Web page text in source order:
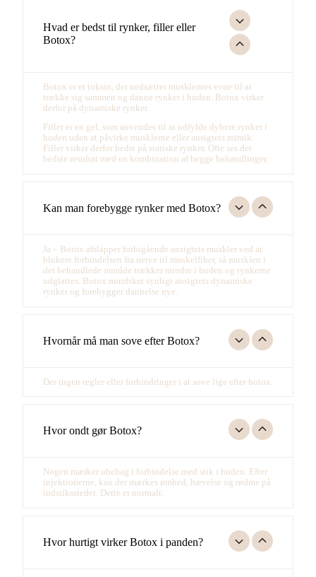
Hvad er bedst til rynker, filler eller
Botox?
Botox er et toksin, der nedsætter musklernes evne til at
trække sig sammen og danne rynker i huden. Botox virker
derfor på dynamiske rynker.
Filler er en gel, som anvendes til at udfylde dybere rynker i
huden uden at påvirke musklerne eller ansigtets mimik.
Filler virker derfor bedst på statiske rynker. Ofte ses det
bedste resultat med en kombination af begge behandlinger.
Kan man forebygge rynker med Botox?
Ja – Botox afslapper forbigående ansigtets muskler ved at
blokere forbindelsen fra nerve til muskelfiber, så musklen i
det behandlede område trækker mindre i huden og rynkerne
udglattes. Botox mindsker synligt ansigtets dynamiske
rynker og forebygger dannelse nye.
Hvornår må man sove efter Botox?
Der ingen regler eller forhindringer i at sove lige efter botox.
Hvor ondt gør Botox?
Nogen mærker ubehag i forbindelse med stik i huden. Efter
injektionerne, kan der mærkes ømhed, hævelse og rødme på
indstiksstedet. Dette er normalt.
Hvor hurtigt virker Botox i panden?